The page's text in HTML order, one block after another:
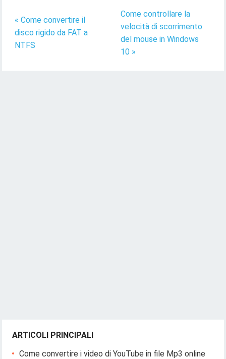
« Come convertire il
disco rigido da FAT a
NTFS
Come controllare la
velocità di scorrimento
del mouse in Windows
10 »
ARTICOLI PRINCIPALI
Come convertire i video di YouTube in file Mp3 online